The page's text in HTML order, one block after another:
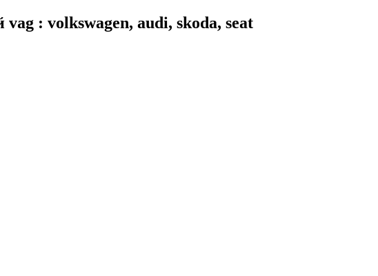
: volkswagen, audi, skoda, seat